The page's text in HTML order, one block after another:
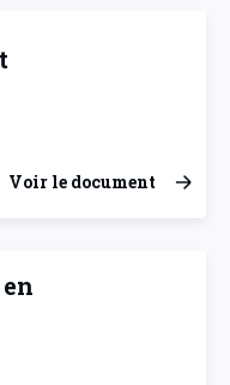
Voir le document